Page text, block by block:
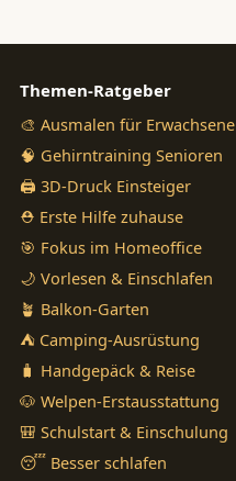
Themen-Ratgeber
🎨 Ausmalen für Erwachsene
🧠 Gehirntraining Senioren
🖨️ 3D-Druck Einsteiger
⛑️ Erste Hilfe zuhause
🎯 Fokus im Homeoffice
🌙 Vorlesen & Einschlafen
🪴 Balkon-Garten
⛺ Camping-Ausrüstung
🧳 Handgepäck & Reise
🐶 Welpen-Erstausstattung
🎒 Schulstart & Einschulung
😴 Besser schlafen